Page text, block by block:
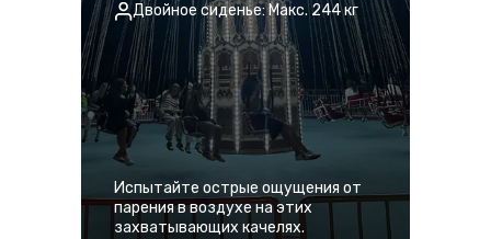
Двойное сиденье: Макс. 244 кг
Испытайте острые ощущения от
парения в воздухе на этих
захватывающих качелях.